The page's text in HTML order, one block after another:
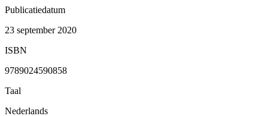
Publicatiedatum
23 september 2020
ISBN
9789024590858
Taal
Nederlands